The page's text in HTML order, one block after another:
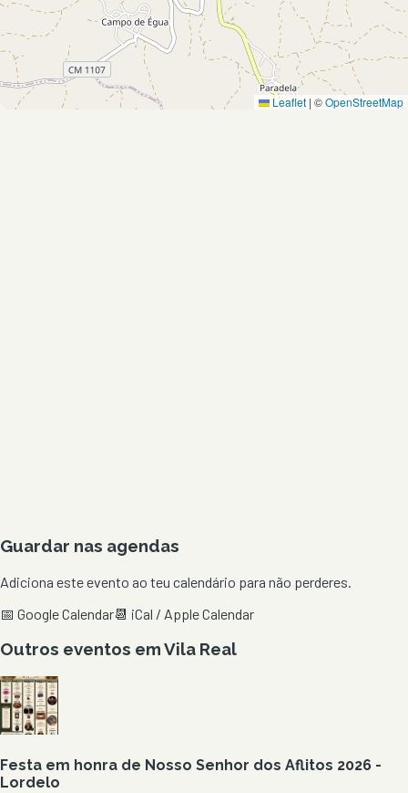
Leaflet | ©OpenStreetMap
Guardar nas agendas
Adiciona este evento ao teu calendário para não perderes.
📅 Google Calendar📆 iCal / Apple Calendar
Outros eventos emVila Real
Festa em honra de Nosso Senhor dos Aflitos 2026 -
Lordelo